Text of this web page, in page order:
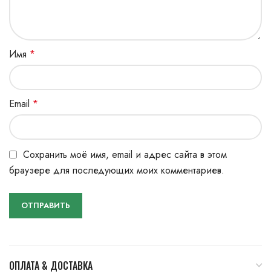
Имя *
Email *
Сохранить моё имя, email и адрес сайта в этом
браузере для последующих моих комментариев.
ОПЛАТА & ДОСТАВКА